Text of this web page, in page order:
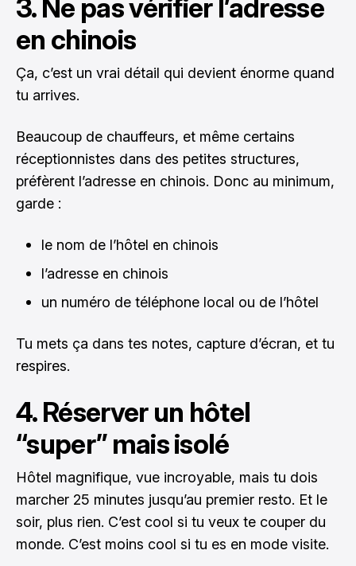
3. Ne pas vérifier l’adresse
en chinois
Ça, c’est un vrai détail qui devient énorme quand
tu arrives.
Beaucoup de chauffeurs, et même certains
réceptionnistes dans des petites structures,
préfèrent l’adresse en chinois. Donc au minimum,
garde :
le nom de l’hôtel en chinois
l’adresse en chinois
un numéro de téléphone local ou de l’hôtel
Tu mets ça dans tes notes, capture d’écran, et tu
respires.
4. Réserver un hôtel
“super” mais isolé
Hôtel magnifique, vue incroyable, mais tu dois
marcher 25 minutes jusqu’au premier resto. Et le
soir, plus rien. C’est cool si tu veux te couper du
monde. C’est moins cool si tu es en mode visite.